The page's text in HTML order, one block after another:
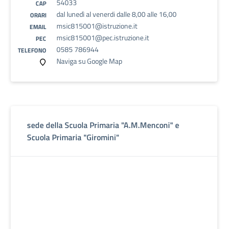
CAP 54033
ORARI dal lunedì al venerdi dalle 8,00 alle 16,00
EMAIL msic815001@istruzione.it
PEC msic815001@pec.istruzione.it
TELEFONO
0585 786944
Naviga su Google Map
sede della Scuola Primaria "A.M.Menconi" e
Scuola Primaria "Giromini"